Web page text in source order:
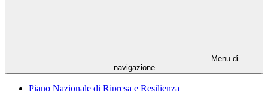
Menu di
navigazione
Piano Nazionale di Ripresa e Resilienza